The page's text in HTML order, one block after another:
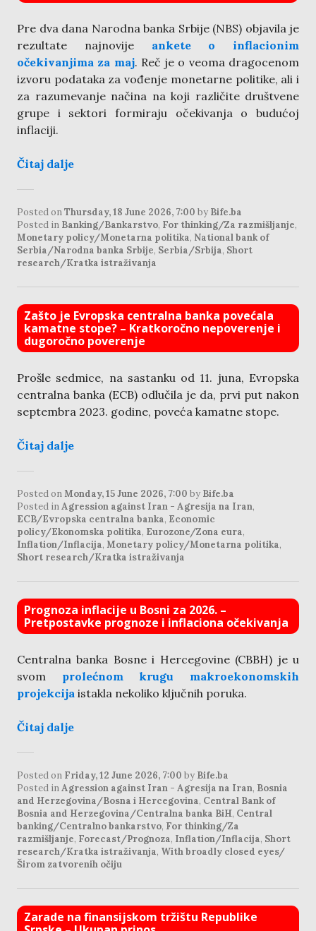
Pre dva dana Narodna banka Srbije (NBS) objavila je
rezultate najnovije ankete o inflacionim
očekivanjima za maj. Reč je o veoma dragocenom
izvoru podataka za vođenje monetarne politike, ali i
za razumevanje načina na koji različite društvene
grupe i sektori formiraju očekivanja o budućoj
inflaciji.
Čitaj dalje
Posted onThursday, 18 June 2026, 7:00 by Bife.ba
Posted in Banking/Bankarstvo, For thinking/Za razmišljanje,
Monetary policy/Monetarna politika, National bank of
Serbia/Narodna banka Srbije, Serbia/Srbija, Short
research/Kratka istraživanja
Zašto je Evropska centralna banka povećala
kamatne stope? – Kratkoročno nepoverenje i
dugoročno poverenje
Prošle sedmice, na sastanku od 11. juna, Evropska
centralna banka (ECB) odlučila je da, prvi put nakon
septembra 2023. godine, poveća kamatne stope.
Čitaj dalje
Posted on Monday, 15 June 2026, 7:00 by Bife.ba
Posted inAgression against Iran - Agresija na Iran,
ECB/Evropska centralna banka, Economic
policy/Ekonomska politika, Eurozone/Zona eura,
Inflation/Inflacija, Monetary policy/Monetarna politika,
Short research/Kratka istraživanja
Prognoza inflacije u Bosni za 2026. –
Pretpostavke prognoze i inflaciona očekivanja
Centralna banka Bosne i Hercegovine (CBBH) je u
svom prolećnom krugu makroekonomskih
projekcija istakla nekoliko ključnih poruka.
Čitaj dalje
Posted on Friday, 12 June 2026, 7:00 by Bife.ba
Posted inAgression against Iran - Agresija na Iran, Bosnia
and Herzegovina/Bosna i Hercegovina, Central Bank of
Bosnia and Herzegovina/Centralna banka BiH, Central
banking/Centralno bankarstvo, For thinking/Za
razmišljanje, Forecast/Prognoza, Inflation/Inflacija, Short
research/Kratka istraživanja, With broadly closed eyes/
Širom zatvorenih očiju
Zarade na finansijskom tržištu Republike